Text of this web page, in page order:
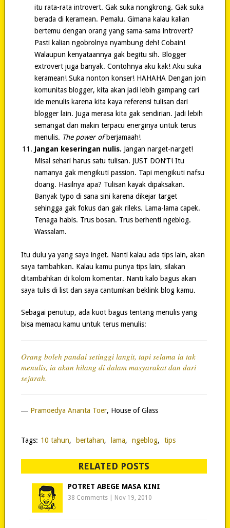
itu rata-rata introvert. Gak suka nongkrong. Gak suka
berada di keramean. Pemalu. Gimana kalau kalian
bertemu dengan orang yang sama-sama introvert?
Pasti kalian ngobrolnya nyambung deh! Cobain!
Walaupun kenyataannya gak begitu sih. Blogger
extrovert juga banyak. Contohnya aku kak! Aku suka
keramean! Suka nonton konser! HAHAHA Dengan join
komunitas blogger, kita akan jadi lebih gampang cari
ide menulis karena kita kaya referensi tulisan dari
blogger lain. Juga merasa kita gak sendirian. Jadi lebih
semangat dan makin terpacu energinya untuk terus
menulis. The power ofberjamaah!
Jangan keseringan nulis. Jangan narget-narget!
Misal sehari harus satu tulisan. JUST DON’T! Itu
namanya gak mengikuti passion. Tapi mengikuti nafsu
doang. Hasilnya apa? Tulisan kayak dipaksakan.
Banyak typo di sana sini karena dikejar target
sehingga gak fokus dan gak rileks. Lama-lama capek.
Tenaga habis. Trus bosan. Trus berhenti ngeblog.
Wassalam.
Itu dulu ya yang saya inget. Nanti kalau ada tips lain, akan
saya tambahkan. Kalau kamu punya tips lain, silakan
ditambahkan di kolom komentar. Nanti kalo bagus akan
saya tulis di list dan saya cantumkan beklink blog kamu.
Sebagai penutup, ada kuot bagus tentang menulis yang
bisa memacu kamu untuk terus menulis:
Orang boleh pandai setinggi langit, tapi selama ia tak
menulis, ia akan hilang di dalam masyarakat dan dari
sejarah.
― Pramoedya Ananta Toer, House of Glass
Tags: 10 tahun, bertahan, lama, ngeblog, tips
RELATED POSTS
POTRET ABEGE MASA KINI
38 Comments Nov 19, 2010